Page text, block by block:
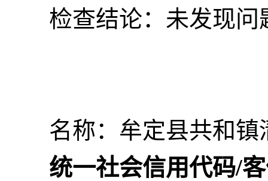
检查结论：未发现问
名称：牟定县共和镇
统一社会信用代码/